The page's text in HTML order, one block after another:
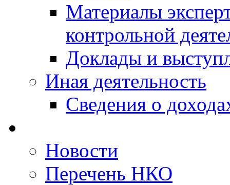
Материалы
контрольной
Доклады и
Иная деятельность
Сведения о
Новости
Перечень НКО